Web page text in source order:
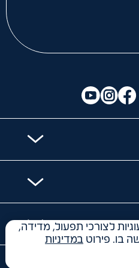
לצורכי תפעול, מדידה,
בו. פירוט במדיניות